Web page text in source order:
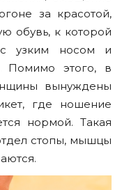
за красотой,
обувь, к которой
с узким носом и
Помимо этого, в
вынуждены
где ношение
нормой. Такая
стопы, мышцы